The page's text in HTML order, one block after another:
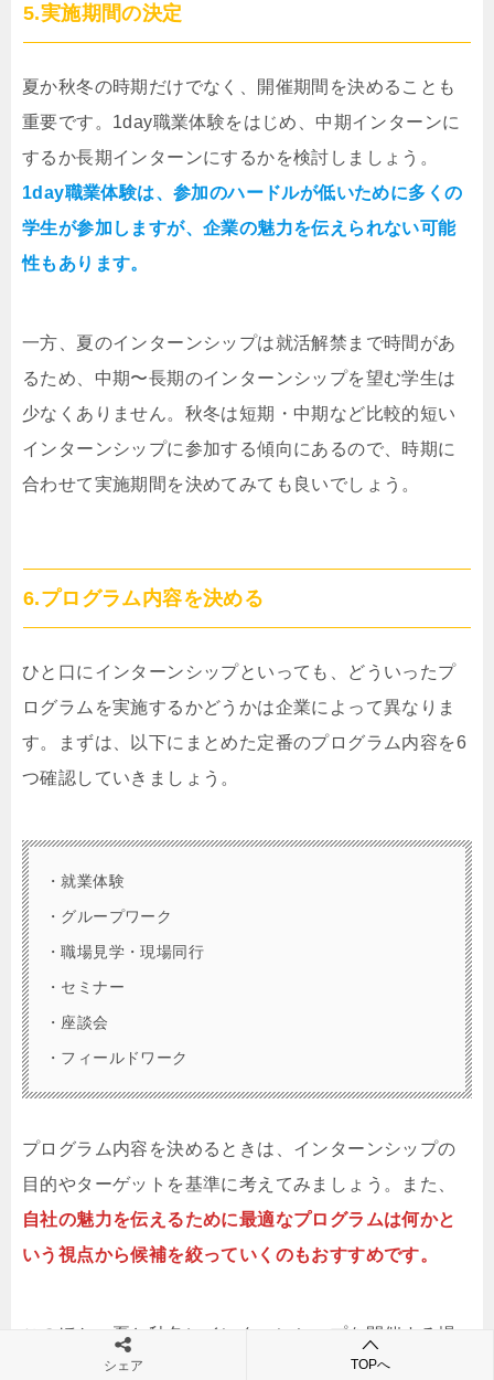
5.実施期間の決定
夏か秋冬の時期だけでなく、開催期間を決めることも
重要です。1day職業体験をはじめ、中期インターンに
するか長期インターンにするかを検討しましょう。
1day職業体験は、参加のハードルが低いために多くの
学生が参加しますが、企業の魅力を伝えられない可能
性もあります。
一方、夏のインターンシップは就活解禁まで時間があ
るため、中期〜長期のインターンシップを望む学生は
少なくありません。秋冬は短期・中期など比較的短い
インターンシップに参加する傾向にあるので、時期に
合わせて実施期間を決めてみても良いでしょう。
6.プログラム内容を決める
ひと口にインターンシップといっても、どういったプ
ログラムを実施するかどうかは企業によって異なりま
す。まずは、以下にまとめた定番のプログラム内容を6
つ確認していきましょう。
・就業体験
・グループワーク
・職場見学・現場同行
・セミナー
・座談会
・フィールドワーク
プログラム内容を決めるときは、インターンシップの
目的やターゲットを基準に考えてみましょう。また、
自社の魅力を伝えるために最適なプログラムは何かと
いう視点から候補を絞っていくのもおすすめです。
このほか、夏と秋冬にインターンシップを開催する場
合、夏は自社アピール、秋冬は本選考への導線を設け
シェア TOPへ